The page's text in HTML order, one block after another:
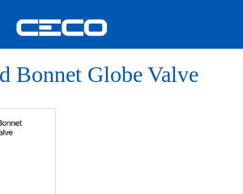
Bonnet Globe Valve